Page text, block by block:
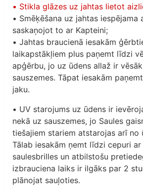
• Stikla glāzes uz jahtas lietot
• Smēķēšana uz jahtas iespējama
saskaņojot to ar Kapteini;
• Jahtas braucienā iesakām
laikapstākļiem plus paņemt līdzi
apģērbu, jo uz ūdens allaž ir
sauszemes. Tāpat iesakām
jaku.
• UV starojums uz ūdens ir
nekā uz sauszemes, jo Saules
tiešajiem stariem atstarojas arī no
Tālab iesakām ņemt līdzi cepuri ar
saulesbrilles un atbilstošu
izbrauciena laiks ir ilgāks par 2
plānojat sauļoties.